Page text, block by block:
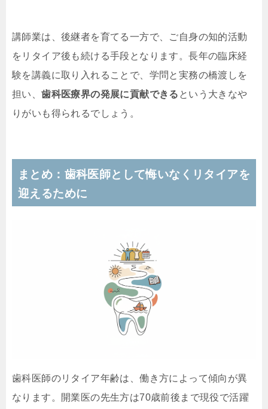
講師業は、後継者を育てる一方で、ご自身の知的活動
をリタイア後も続ける手段となります。長年の臨床経
験を講義に取り入れることで、学問と実務の橋渡しを
担い、歯科医療界の発展に貢献できる という大きなや
りがいも得られるでしょう。
まとめ：歯科医師として悔いなくリタイアを
迎えるために
歯科医師のリタイア年齢は、働き方によって傾向が異
なります。開業医の先生方は70歳前後まで現役で活躍